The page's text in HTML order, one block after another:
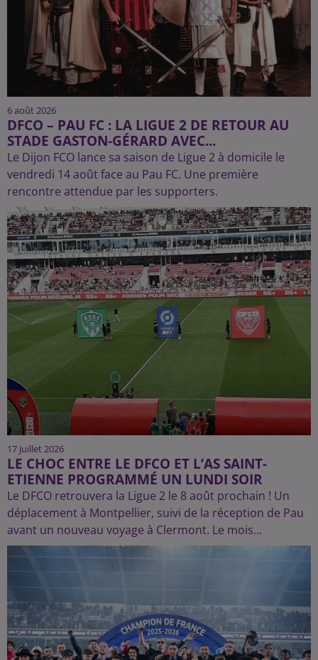
6 août 2026
DFCO – PAU FC : LA LIGUE 2 DE RETOUR AU
STADE GASTON-GÉRARD AVEC...
Le Dijon FCO lance sa saison de Ligue 2 à domicile le
vendredi 14 août face au Pau FC. Une première
rencontre attendue par les supporters.
17 juillet 2026
LE CHOC ENTRE LE DFCO ET L’AS SAINT-
ETIENNE PROGRAMMÉ UN LUNDI SOIR
Le DFCO retrouvera la Ligue 2 le 8 août prochain ! Un
déplacement à Montpellier, suivi de la réception de Pau
avant un nouveau voyage à Clermont. Le mois...